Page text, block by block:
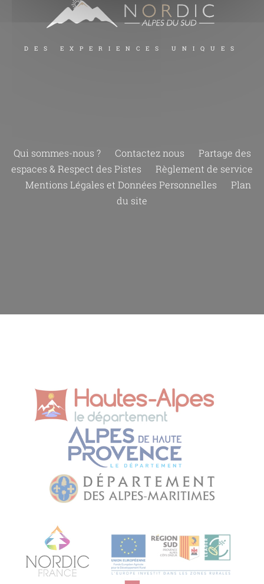
DES EXPERIENCES UNIQUES
Qui sommes-nous ? Contactez nous
Partage des
espaces & Respect des Pistes
Règlement de service
Mentions Légales et Données Personnelles
Plan
du site